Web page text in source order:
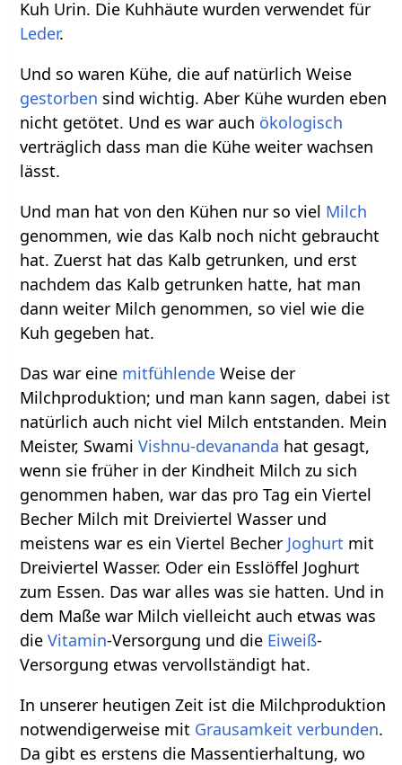
Kuh Urin. Die Kuhhäute wurden verwendet für
Leder.
Und so waren Kühe, die auf natürlich Weise
gestorben sind wichtig. Aber Kühe wurden eben
nicht getötet. Und es war auch ökologisch
verträglich dass man die Kühe weiter wachsen
lässt.
Und man hat von den Kühen nur so viel Milch
genommen, wie das Kalb noch nicht gebraucht
hat. Zuerst hat das Kalb getrunken, und erst
nachdem das Kalb getrunken hatte, hat man
dann weiter Milch genommen, so viel wie die
Kuh gegeben hat.
Das war eine mitfühlende Weise der
Milchproduktion; und man kann sagen, dabei ist
natürlich auch nicht viel Milch entstanden. Mein
Meister, SwamiVishnu-devananda hat gesagt,
wenn sie früher in der Kindheit Milch zu sich
genommen haben, war das pro Tag ein Viertel
Becher Milch mit Dreiviertel Wasser und
meistens war es ein Viertel Becher Joghurt mit
Dreiviertel Wasser. Oder ein Esslöffel Joghurt
zum Essen. Das war alles was sie hatten. Und in
dem Maße war Milch vielleicht auch etwas was
dieVitamin-Versorgung und die Eiweiß-
Versorgung etwas vervollständigt hat.
In unserer heutigen Zeit ist die Milchproduktion
notwendigerweise mit Grausamkeit verbunden.
Da gibt es erstens die Massentierhaltung, wo